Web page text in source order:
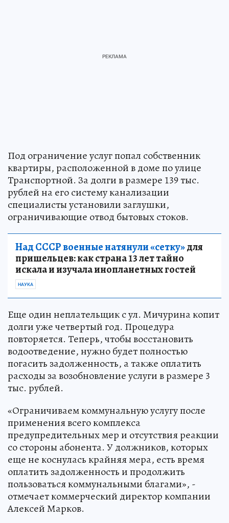
Под ограничение услуг попал собственник
квартиры, расположенной в доме по улице
Транспортной. За долги в размере 139 тыс.
рублей на его систему канализации
специалисты установили заглушки,
ограничивающие отвод бытовых стоков.
Над СССР военные натянули «сетку»для
пришельцев: как страна 13 лет тайно
искала и изучала инопланетных гостей
НАУКА
Еще один неплательщик с ул. Мичурина копит
долги уже четвертый год. Процедура
повторяется. Теперь, чтобы восстановить
водоотведение, нужно будет полностью
погасить задолженность, а также оплатить
расходы за возобновление услуги в размере 3
тыс. рублей.
«Ограничиваем коммунальную услугу после
применения всего комплекса
предупредительных мер и отсутствия реакции
со стороны абонента. У должников, которых
еще не коснулась крайняя мера, есть время
оплатить задолженность и продолжить
пользоваться коммунальными благами», -
отмечает коммерческий директор компании
Алексей Марков.